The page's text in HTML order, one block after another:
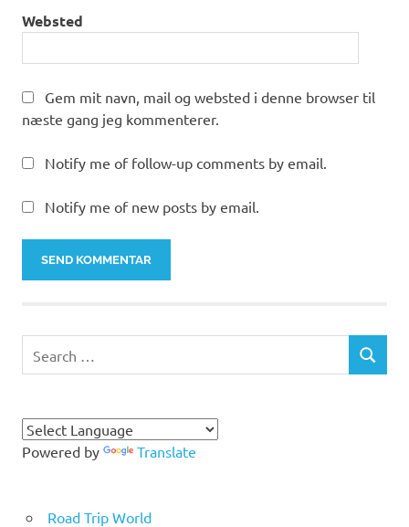
Websted
Gem mit navn, mail og websted i denne browser til
næste gang jeg kommenterer.
Notify me of follow-up comments by email.
Notify me of new posts by email.
for:
SEARCH
Powered by Translate
Road Trip World